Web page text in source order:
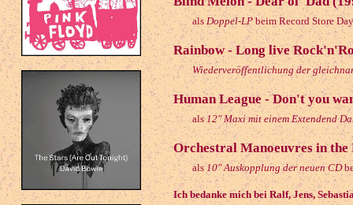
als Doppel-LPbeim Record Store Day
Rainbow - Long live
Wiederveröffentlichung der
Human League - Don't you
als12" Maxi mit einem Extendend
Orchestral Manoeuvres in
als10" Auskopplung der neuen CD
Ich bedanke mich bei Ralf, Jens,